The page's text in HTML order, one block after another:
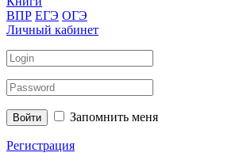
ВПР ЕГЭ ОГЭ
Личный кабинет
Войти Запомнить меня
Регистрация